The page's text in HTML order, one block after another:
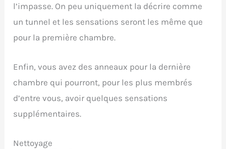
l’impasse. On peu uniquement la décrire comme
un tunnel et les sensations seront les même que
pour la première chambre.
Enfin, vous avez des anneaux pour la dernière
chambre qui pourront, pour les plus membrés
d’entre vous, avoir quelques sensations
supplémentaires.
Nettoyage